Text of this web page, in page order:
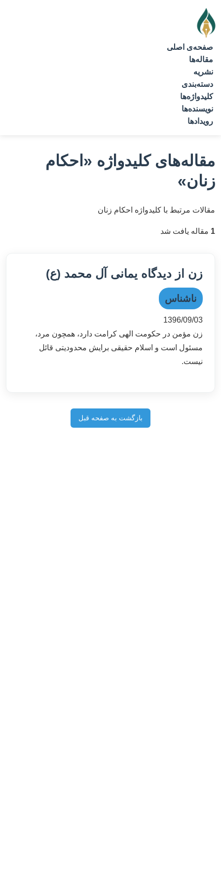
صفحه‌ی اصلی
مقاله‌ها
نشریه
دسته‌بندی
کلیدواژه‌ها
نویسنده‌ها
رویدادها
مقاله‌های کلیدواژه «احکام
زنان»
مقالات مرتبط با کلیدواژه احکام زنان
1 مقاله یافت شد
زن از دیدگاه یمانی آل محمد (ع)
ناشناس
1396/09/03
زن مؤمن در حکومت الهی کرامت دارد، همچون مرد،
مسئول است و اسلام حقیقی برایش محدودیتی قائل
نیست.
بازگشت به صفحه قبل